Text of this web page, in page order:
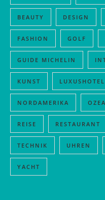
BEAUTY DESIGN
FASHION GOLF
GUIDE MICHELIN
KUNST LUXUSHOTEL
NORDAMERIKA
REISE RESTAURANT
TECHNIK UHREN
YACHT